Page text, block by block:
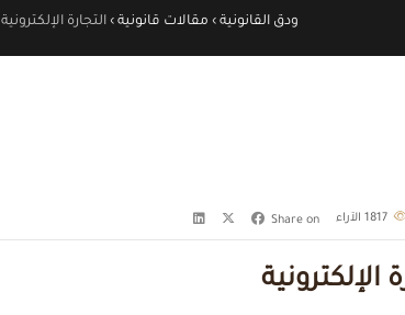
ودق القانونية › مقالات قانونية ›التجارة الإلكترونية
الآراء Share on
الإلكترونية